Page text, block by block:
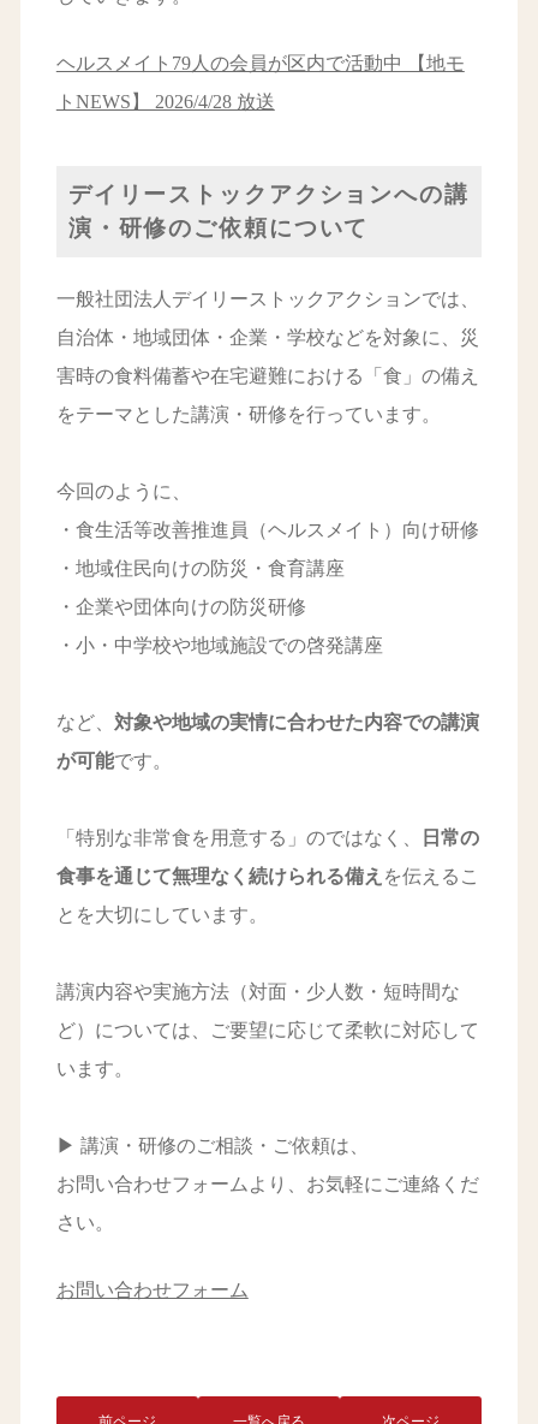
ヘルスメイト79人の会員が区内で活動中 【地モ
トNEWS】 2026/4/28 放送
デイリーストックアクションへの講
演・研修のご依頼について
一般社団法人デイリーストックアクションでは、
自治体・地域団体・企業・学校などを対象に、災
害時の食料備蓄や在宅避難における「食」の備え
をテーマとした講演・研修を行っています。
今回のように、
・食生活等改善推進員（ヘルスメイト）向け研修
・地域住民向けの防災・食育講座
・企業や団体向けの防災研修
・小・中学校や地域施設での啓発講座
など、 対象や地域の実情に合わせた内容での講演
が可能です。
「特別な非常食を用意する」のではなく、
日常の
食事を通じて無理なく続けられる備え を伝えるこ
とを大切にしています。
講演内容や実施方法（対面・少人数・短時間な
ど）については、ご要望に応じて柔軟に対応して
います。
▶ 講演・研修のご相談・ご依頼は、
お問い合わせフォームより、お気軽にご連絡くだ
さい。
お問い合わせフォーム